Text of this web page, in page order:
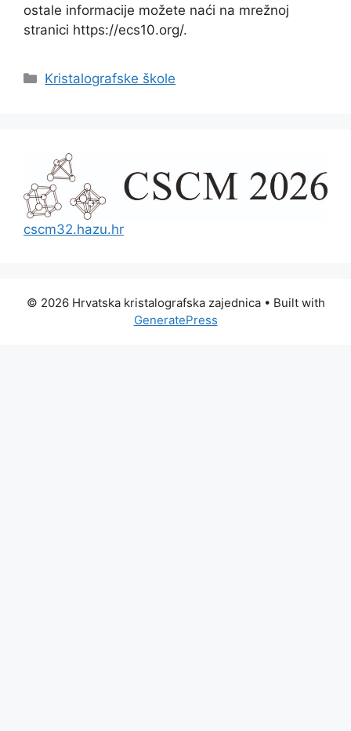
ostale informacije možete naći na mrežnoj
stranici https://ecs10.org/.
Categories
Kristalografske škole
cscm32.hazu.hr
© 2026 Hrvatska kristalografska zajednica• Built with
GeneratePress